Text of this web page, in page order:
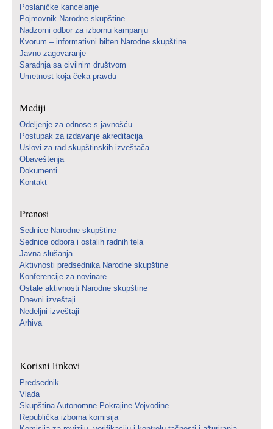
Poslaničke kancelarije
Pojmovnik Narodne skupštine
Nadzorni odbor za izbornu kampanju
Kvorum – informativni bilten Narodne skupštine
Javno zagovaranje
Saradnja sa civilnim društvom
Umetnost koja čeka pravdu
Mediji
Odeljenje za odnose s javnošću
Postupak za izdavanje akreditacija
Uslovi za rad skupštinskih izveštača
Obaveštenja
Dokumenti
Kontakt
Prenosi
Sednice Narodne skupštine
Sednice odbora i ostalih radnih tela
Javna slušanja
Aktivnosti predsednika Narodne skupštine
Konferencije za novinare
Ostale aktivnosti Narodne skupštine
Dnevni izveštaji
Nedeljni izveštaji
Arhiva
Korisni linkovi
Predsednik
Vlada
Skupština Autonomne Pokrajine Vojvodine
Republička izborna komisija